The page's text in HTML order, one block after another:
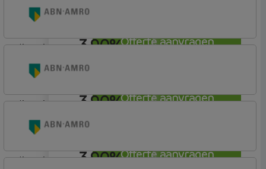
Offerte aanvragen
3,90%
Offerte aanvragen
Profijt drie + drie
lineair
3,90%
Offerte aanvragen
Budget
lineair
3,90%
Budget (Incl. Korting)
lineair